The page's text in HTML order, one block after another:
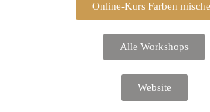
Online-Kurs Farben
Alle Workshops
Website